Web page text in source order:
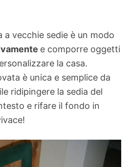
a vecchie sedie è un modo
e comporre oggetti
la casa.
è unica e semplice da
ridipingere la sedia del
e rifare il fondo in